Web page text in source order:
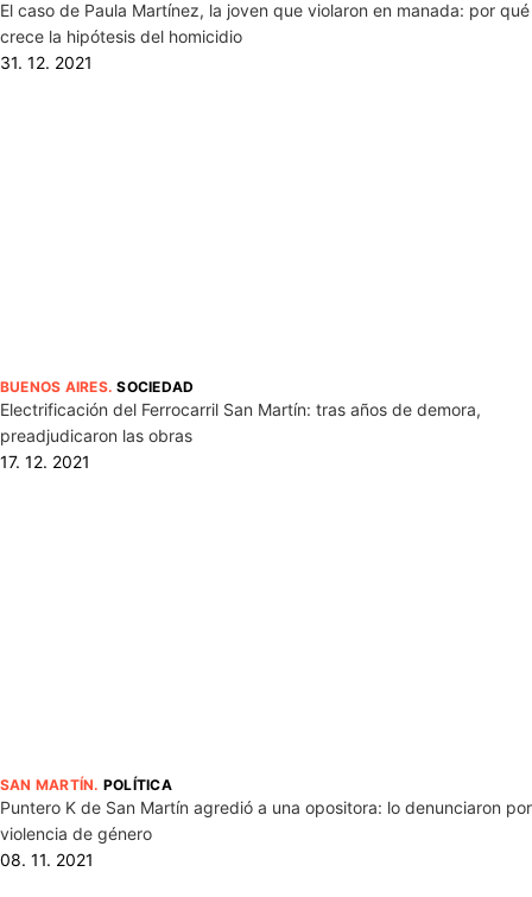
El caso de Paula Martínez, la joven que violaron en manada: por qué
crece la hipótesis del homicidio
31. 12. 2021
BUENOS AIRES.SOCIEDAD
Electrificación del Ferrocarril San Martín: tras años de demora,
preadjudicaron las obras
17. 12. 2021
SAN MARTÍN. POLÍTICA
Puntero K de San Martín agredió a una opositora: lo denunciaron por
violencia de género
08. 11. 2021